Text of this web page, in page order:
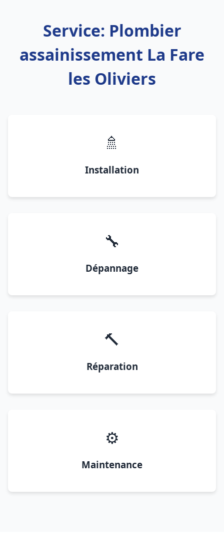
Service: Plombier
assainissement La Fare
les Oliviers
🚿
Installation
🔧
Dépannage
🔨
Réparation
⚙️
Maintenance